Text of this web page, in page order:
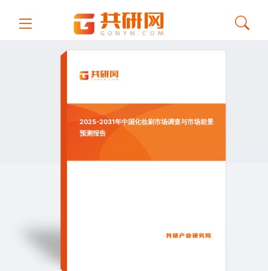
2025-2031年中国化妆刷市场调查与市场前景
预测报告